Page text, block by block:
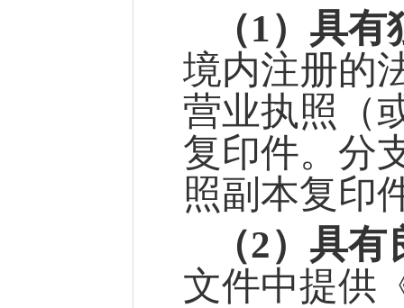
（1）具有
境内注册的
营业执照（
复印件。分
照副本复印
（2）具有
文件中提供